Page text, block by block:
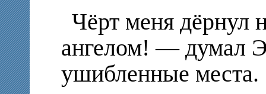
Чёрт меня дёрнул
ангелом! — думал
ушибленные места.